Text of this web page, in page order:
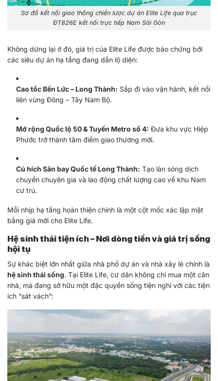
Sơ đồ kết nối giao thông chiến lược dự án Elite Life qua trục
ĐT826E kết nối trực tiếp Nam Sài Gòn
Không dừng lại ở đó, giá trị của Elite Life được bảo chứng bởi
các siêu dự án hạ tầng đang dần lộ diện:
Cao tốc Bến Lức – Long Thành: Sắp đi vào vận hành, kết nối
liên vùng Đông – Tây Nam Bộ.
Mở rộng Quốc lộ 50 & Tuyến Metro số 4: Đưa khu vực Hiệp
Phước trở thành tâm điểm giao thương mới.
Cú hích Sân bay Quốc tế Long Thành: Tạo làn sóng dịch
chuyển chuyên gia và lao động chất lượng cao về khu Nam
cư trú.
Mỗi nhịp hạ tầng hoàn thiện chính là một cột mốc xác lập mặt
bằng giá mới cho Elite Life.
Hệ sinh thái tiện ích – Nơi dòng tiền và giá trị sống
hội tụ
Sự khác biệt lớn nhất giữa nhà phố dự án và nhà xây lẻ chính là
hệ sinh thái sống. Tại Elite Life, cư dân không chỉ mua một căn
nhà, mà đang sở hữu một đặc quyền sống tiện nghi với các tiện
ích “sát vách”: